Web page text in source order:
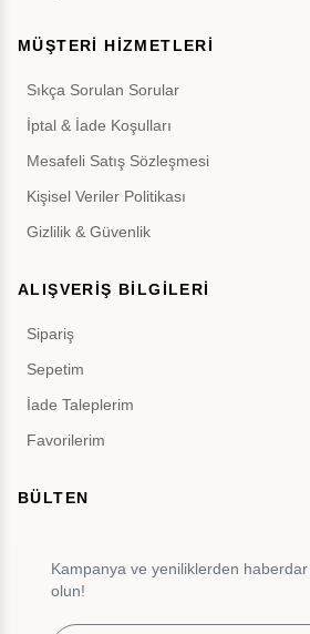
MÜŞTERİ HİZMETLERİ
Sıkça Sorulan Sorular
İptal & İade Koşulları
Mesafeli Satış Sözleşmesi
Kişisel Veriler Politikası
Gizlilik & Güvenlik
ALIŞVERİŞ BİLGİLERİ
Sipariş
Sepetim
İade Taleplerim
Favorilerim
BÜLTEN
Kampanya ve yeniliklerden
olun!